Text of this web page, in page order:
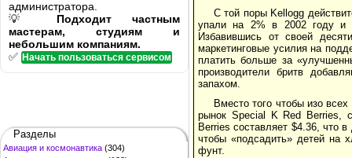
администратора.
💡 Подходит частным
мастерам, студиям и
небольшим компаниям.
✅ Начать пользоваться сервисом
Разделы
Авиация и космонавтика (304)
С той поры Kellogg
упали на 2% в 2002 году и
Избавившись от своей
маркетинговые усилия на
платить больше за
производители бритв
запахом.
Вместо того чтобы изо
рынок Special K Red Berries,
Berries составляет $4.36, что
чтобы «подсадить» детей на
фунт.